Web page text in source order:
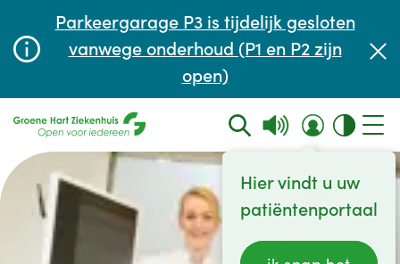
Parkeergarage P3 is tijdelijk gesloten
vanwege onderhoud (P1 en P2 zijn
open)
Hier vindt u uw
patiëntenportaal
Wachttijden